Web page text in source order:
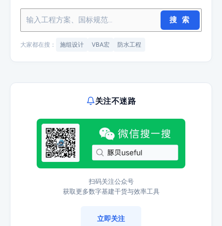
搜 索
大家都在搜： 施组设计 VBA宏 防水工程
关注不迷路
扫码关注公众号
获取更多数字基建干货与效率工具
立即关注